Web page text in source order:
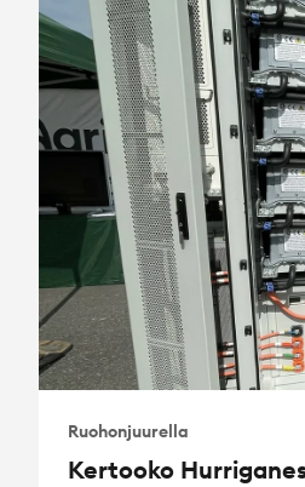
Ruohonjuurella
Kertooko